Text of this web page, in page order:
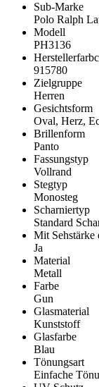
Sub-Marke
Polo Ralph
Modell
PH3136
915780
Zielgruppe
Herren
Gesichtsform
Oval, Herz,
Brillenform
Panto
Fassungstyp
Vollrand
Stegtyp
Monosteg
Scharniertyp
Standard
Mit Sehstärke
Ja
Material
Metall
Farbe
Gun
Glasmaterial
Kunststoff
Glasfarbe
Blau
Tönungsart
Einfache